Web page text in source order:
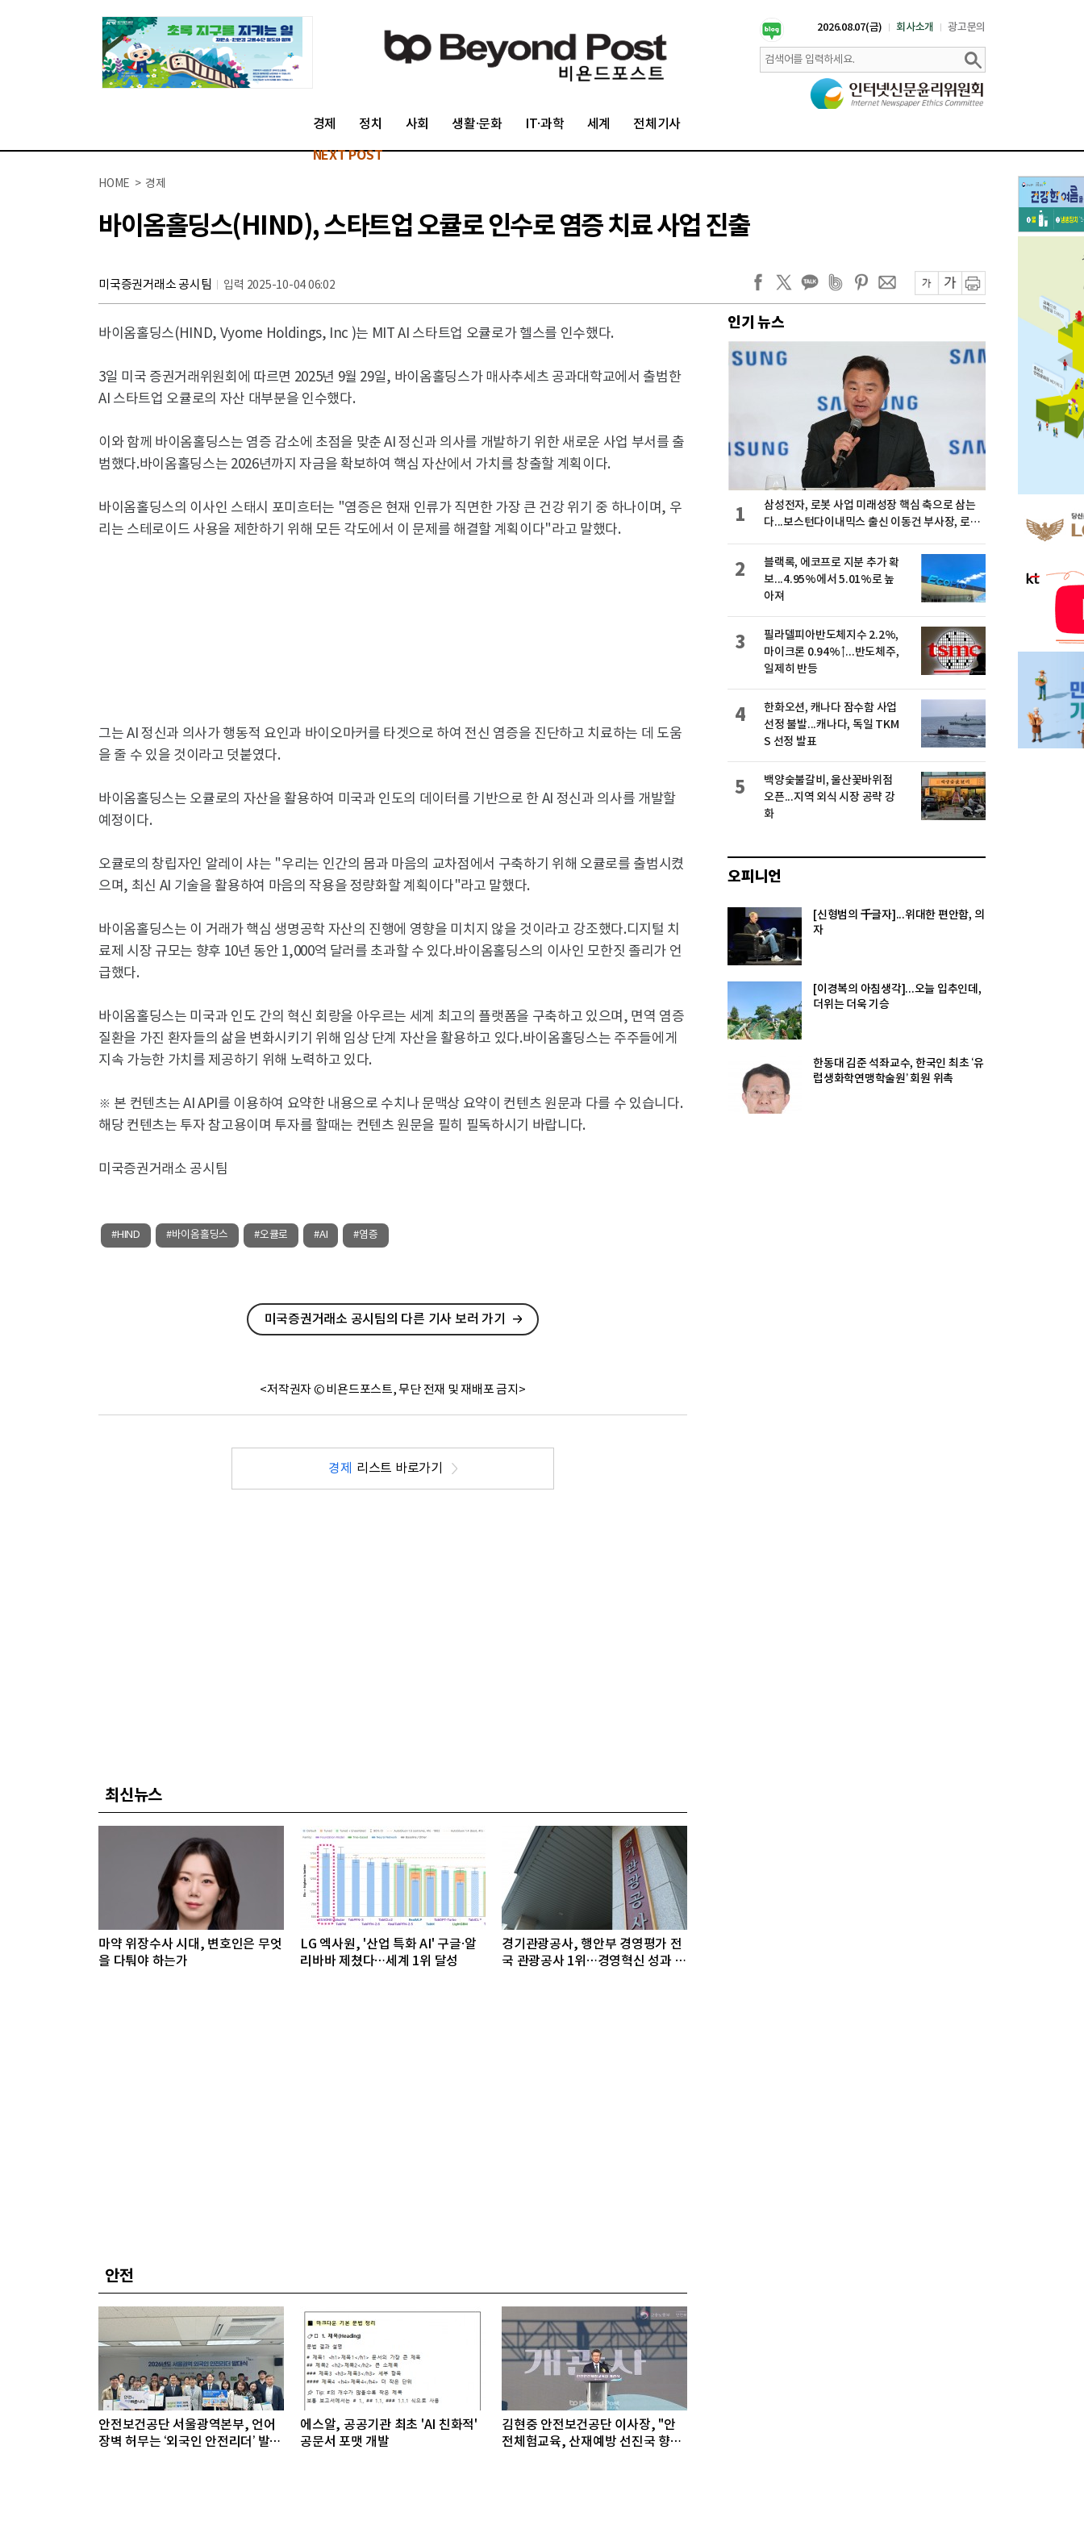
2026.08.07(금) 회사소개 광고문의
경제 정치 사회 생활·문화 IT·과학 세계 전체기사
NEXT POST
HOME > 경제
바이옴홀딩스(HIND), 스타트업 오큘로 인수로 염증 치료 사업 진출
미국증권거래소 공시팀 입력 2025-10-04 06:02
바이옴홀딩스(HIND, Vyome Holdings, Inc )는 MIT AI 스타트업 오큘로가 헬스를 인수했다.
3일 미국 증권거래위원회에 따르면 2025년 9월 29일, 바이옴홀딩스가 매사추세츠 공과대학교에서 출범한
AI 스타트업 오큘로의 자산 대부분을 인수했다.
이와 함께 바이옴홀딩스는 염증 감소에 초점을 맞춘 AI 정신과 의사를 개발하기 위한 새로운 사업 부서를 출
범했다.바이옴홀딩스는 2026년까지 자금을 확보하여 핵심 자산에서 가치를 창출할 계획이다.
바이옴홀딩스의 이사인 스태시 포미흐터는 "염증은 현재 인류가 직면한 가장 큰 건강 위기 중 하나이며, 우
리는 스테로이드 사용을 제한하기 위해 모든 각도에서 이 문제를 해결할 계획이다"라고 말했다.
그는 AI 정신과 의사가 행동적 요인과 바이오마커를 타겟으로 하여 전신 염증을 진단하고 치료하는 데 도움
을 줄 수 있을 것이라고 덧붙였다.
바이옴홀딩스는 오큘로의 자산을 활용하여 미국과 인도의 데이터를 기반으로 한 AI 정신과 의사를 개발할
예정이다.
오큘로의 창립자인 알레이 샤는 "우리는 인간의 몸과 마음의 교차점에서 구축하기 위해 오큘로를 출범시켰
으며, 최신 AI 기술을 활용하여 마음의 작용을 정량화할 계획이다"라고 말했다.
바이옴홀딩스는 이 거래가 핵심 생명공학 자산의 진행에 영향을 미치지 않을 것이라고 강조했다.디지털 치
료제 시장 규모는 향후 10년 동안 1,000억 달러를 초과할 수 있다.바이옴홀딩스의 이사인 모한짓 졸리가 언
급했다.
바이옴홀딩스는 미국과 인도 간의 혁신 회랑을 아우르는 세계 최고의 플랫폼을 구축하고 있으며, 면역 염증
질환을 가진 환자들의 삶을 변화시키기 위해 임상 단계 자산을 활용하고 있다.바이옴홀딩스는 주주들에게
지속 가능한 가치를 제공하기 위해 노력하고 있다.
※ 본 컨텐츠는 AI API를 이용하여 요약한 내용으로 수치나 문맥상 요약이 컨텐츠 원문과 다를 수 있습니다.
해당 컨텐츠는 투자 참고용이며 투자를 할때는 컨텐츠 원문을 필히 필독하시기 바랍니다.
미국증권거래소 공시팀
#HIND #바이옴홀딩스 #오큘로 #AI #염증
미국증권거래소 공시팀의 다른 기사 보러 가기
<저작권자 © 비욘드포스트, 무단 전재 및 재배포 금지>
경제 리스트 바로가기
최신뉴스
마약 위장수사 시대, 변호인은 무엇
을 다퉈야 하는가
LG 엑사원, '산업 특화 AI' 구글·알
리바바 제쳤다…세계 1위 달성
경기관광공사, 행안부 경영평가 전
국 관광공사 1위…경영혁신 성과 인
안전
안전보건공단 서울광역본부, 언어
장벽 허무는 ‘외국인 안전리더’ 발대
에스알, 공공기관 최초 'AI 친화적'
공문서 포맷 개발
김현중 안전보건공단 이사장, "안
전체험교육, 산재예방 선진국 향한
인기 뉴스
삼성전자, 로봇 사업 미래성장 핵심 축으로 삼는
다...보스턴다이내믹스 출신 이동건 부사장, 로보
1
블랙록, 에코프로 지분 추가 확
보...4.95%에서 5.01%로 높
아져
2
필라델피아반도체지수 2.2%,
마이크론 0.94%↑...반도체주,
일제히 반등
3
한화오션, 캐나다 잠수함 사업
선정 불발...캐나다, 독일 TKM
S 선정 발표
4
백양숯불갈비, 울산꽃바위점
오픈...지역 외식 시장 공략 강
화
5
오피니언
[신형범의 千글자]...위대한 편안함, 의
자
[이경복의 아침생각]...오늘 입추인데,
더위는 더욱 기승
한동대 김준 석좌교수, 한국인 최초 ‘유
럽생화학연맹학술원’ 회원 위촉